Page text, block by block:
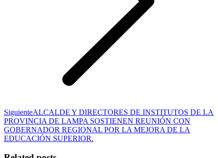
SiguientePublicación
siguiente:
ALCALDE Y DIRECTORES DE INSTITUTOS DE LA
PROVINCIA DE LAMPA SOSTIENEN REUNIÓN CON
GOBERNADOR REGIONAL POR LA MEJORA DE LA
EDUCACIÓN SUPERIOR.